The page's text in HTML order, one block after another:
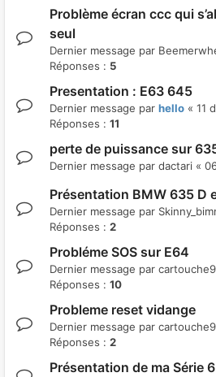
Problème écran ccc qui
seul
Dernier message par
Réponses : 5
Presentation : E63 645
Dernier message par hello « 11
Réponses : 11
perte de puissance sur
Dernier message par dactari «
Présentation BMW 635 D
Dernier message par
Réponses : 2
Probléme SOS sur E64
Dernier message par cartouche9
Réponses : 10
Probleme reset vidange
Dernier message par cartouche9
Réponses : 2
Présentation de ma Série